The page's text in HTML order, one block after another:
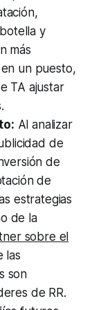
y
más
un puesto,
TA ajustar
Al analizar
de
de
de
estrategias
de la
sobre el
las
son
de RR.